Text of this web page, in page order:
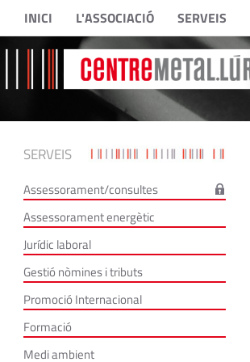
INICI L'ASSOCIACIÓ SERVEIS
SERVEIS
Assessorament/consultes
Assessorament energètic
Jurídic laboral
Gestió nòmines i tributs
Promoció Internacional
Formació
Medi ambient